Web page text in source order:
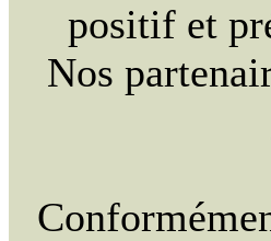
positif et
Nos